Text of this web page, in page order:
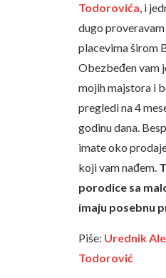
Todorovića, i
dugo
placevima širom
Obezbeđen vam
mojih majstora i
pregledi na 4
godinu dana.
imate oko
koji vam nađem.
porodice sa
imaju posebnu
Piše: Urednik
Todorović